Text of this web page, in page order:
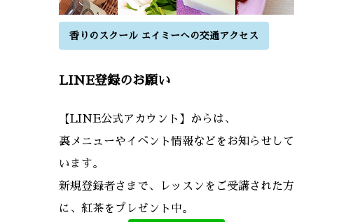
香りのスクール エイミーへの交通アクセス
LINE登録のお願い
【LINE公式アカウント】からは、
裏メニューやイベント情報などをお知らせして
います。
新規登録者さまで、レッスンをご受講された方
に、紅茶をプレゼント中。